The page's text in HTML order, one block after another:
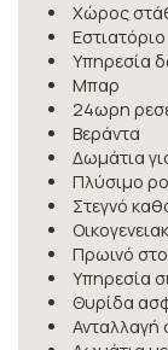
Χώρος
Εστιατόριο
Υπηρεσία
Μπαρ
24ωρη
Βεράντα
Δωμάτια
Πλύσιμο
Στεγνό
Πρωινό
Υπηρεσία
Θυρίδα
Ανταλλαγή